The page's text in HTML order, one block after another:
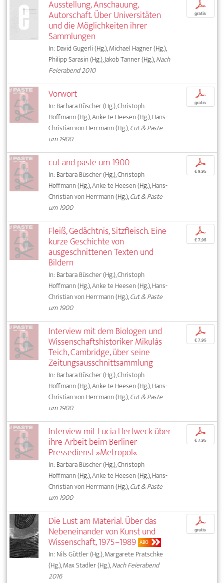
Ausstellung, Anschauung,
Autorschaft. Über Universitäten
und die Möglichkeiten ihrer
Sammlungen
In: David Gugerli (Hg.), Michael Hagner (Hg.),
Philipp Sarasin (Hg.), Jakob Tanner (Hg.),Nach
Feierabend 2010
p
gratis
Vorwort
In: Barbara Büscher (Hg.), Christoph
Hoffmann (Hg.), Anke te Heesen (Hg.), Hans-
Christian von Herrmann (Hg.),Cut & Paste
um 1900
p
gratis
cut and paste um 1900
In: Barbara Büscher (Hg.), Christoph
Hoffmann (Hg.), Anke te Heesen (Hg.), Hans-
Christian von Herrmann (Hg.),Cut & Paste
um 1900
p
€ 9,95
Fleiß, Gedächtnis, Sitzfleisch. Eine
kurze Geschichte von
ausgeschnittenen Texten und
Bildern
In: Barbara Büscher (Hg.), Christoph
Hoffmann (Hg.), Anke te Heesen (Hg.), Hans-
Christian von Herrmann (Hg.),Cut & Paste
um 1900
p
€ 7,95
Interview mit dem Biologen und
Wissenschaftshistoriker Mikulás
Teich, Cambridge, über seine
Zeitungsausschnittsammlung
In: Barbara Büscher (Hg.), Christoph
Hoffmann (Hg.), Anke te Heesen (Hg.), Hans-
Christian von Herrmann (Hg.),Cut & Paste
um 1900
p
€ 7,95
Interview mit Lucia Hertweck über
ihre Arbeit beim Berliner
Pressedienst »Metropol«
In: Barbara Büscher (Hg.), Christoph
Hoffmann (Hg.), Anke te Heesen (Hg.), Hans-
Christian von Herrmann (Hg.),Cut & Paste
um 1900
p
€ 7,95
Die Lust am Material. Über das
Nebeneinander von Kunst und
Wissenschaft, 1975–1989 ABO
In: Nils Güttler (Hg.), Margarete Pratschke
(Hg.), Max Stadler (Hg.),Nach Feierabend
2016
p
gratis